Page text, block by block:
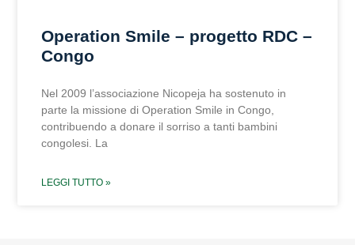
Operation Smile – progetto RDC –
Congo
Nel 2009 l’associazione Nicopeja ha sostenuto in
parte la missione di Operation Smile in Congo,
contribuendo a donare il sorriso a tanti bambini
congolesi. La
LEGGI TUTTO »